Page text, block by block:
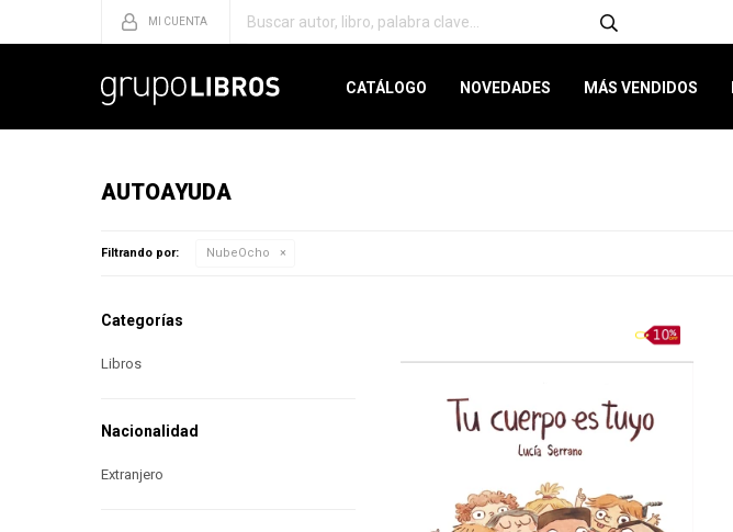
CATÁLOGO NOVEDADES MÁS VENDIDOS
AUTOAYUDA
Filtrando por: NubeOcho
Categorías
Libros
Nacionalidad
Extranjero